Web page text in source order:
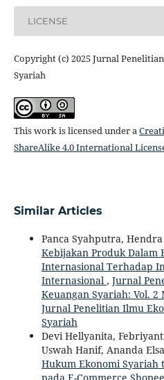
LICENSE
Copyright (c) 2025 Jurnal
Syariah
This work is licensed under a
ShareAlike 4.0 International
Similar Articles
Panca Syahputra,
Kebijakan Produk Dalam
Internasional Terhadap
Internasional , Jurnal
Keuangan Syariah: Vol. 2
Jurnal Penelitian Ilmu
Syariah
Devi Hellyanita,
Uswah Hanif, Ananda
Hukum Ekonomi Syariah
pada E-Commerce Shopee